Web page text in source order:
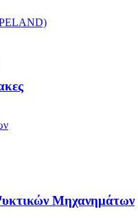
Μηχανημάτων